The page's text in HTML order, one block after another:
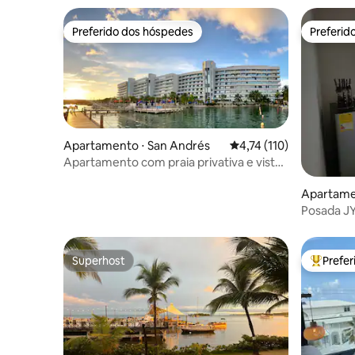
Preferido dos hóspedes
Preferido dos hóspedes
Apartamento ⋅ San Andrés 4,74 de uma avaliação
4,74 (110)
Apartamento com praia privativa e vista
Superhost
Superhost Entre